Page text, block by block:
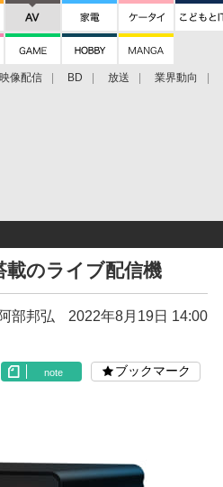
映像配信 BD 放送 業界動向
のライブ配信機
阿部邦弘 2022年8月19日 14:00
note ブックマーク